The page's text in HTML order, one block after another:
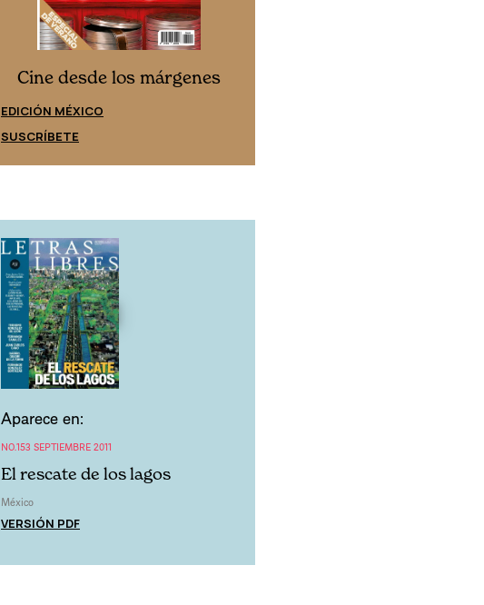
Cine desde los márgenes
EDICIÓN MÉXICO
SUSCRÍBETE
Aparece en:
NO.153 SEPTIEMBRE 2011
El rescate de los lagos
México
VERSIÓN PDF